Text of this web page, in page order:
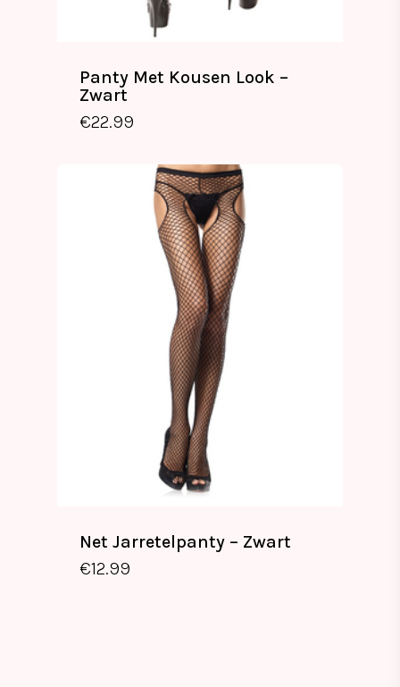
Panty Met Kousen Look –
Zwart
€22.99
Net Jarretelpanty – Zwart
€12.99
€12.99